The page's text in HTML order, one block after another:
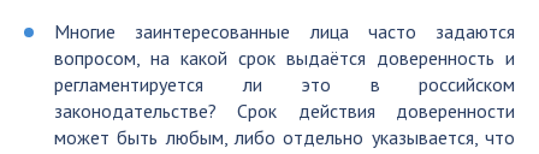
Многие заинтересованные лица часто задаются
вопросом, на какой срок выдаётся доверенность и
регламентируется ли это в российском
законодательстве? Срок действия доверенности
может быть любым, либо отдельно указывается, что